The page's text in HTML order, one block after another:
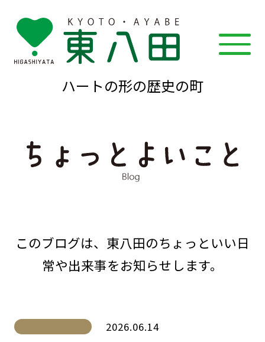
ハートの形の歴史の町
このブログは、東八田のちょっといい日
常や出来事をお知らせします。
2026.06.14